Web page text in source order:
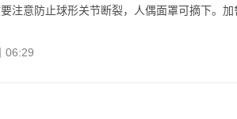
注意防止球形关节断裂，人偶面罩可摘下。
06:29